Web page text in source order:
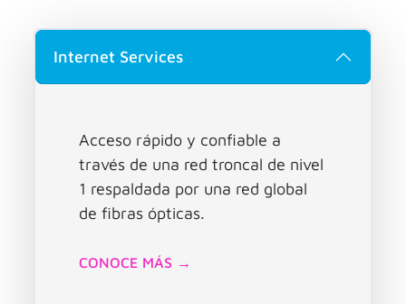
Internet Services
Acceso rápido y confiable a
través de una red troncal de nivel
1 respaldada por una red global
de fibras ópticas.
CONOCE MÁS →